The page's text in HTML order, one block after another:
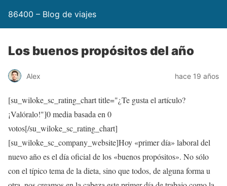
86400 – Blog de viajes
Los buenos propósitos del año
Alex hace 19 años
[su_wiloke_sc_rating_chart title="¿Te gusta el artículo?
¡Valóralo!"]0media basada en 0
votos[/su_wiloke_sc_rating_chart]
[su_wiloke_sc_company_website]Hoy «primer día» laboral del
nuevo año es el día oficial de los «buenos propósitos». No sólo
con el típico tema de la dieta, sino que todos, de alguna forma u